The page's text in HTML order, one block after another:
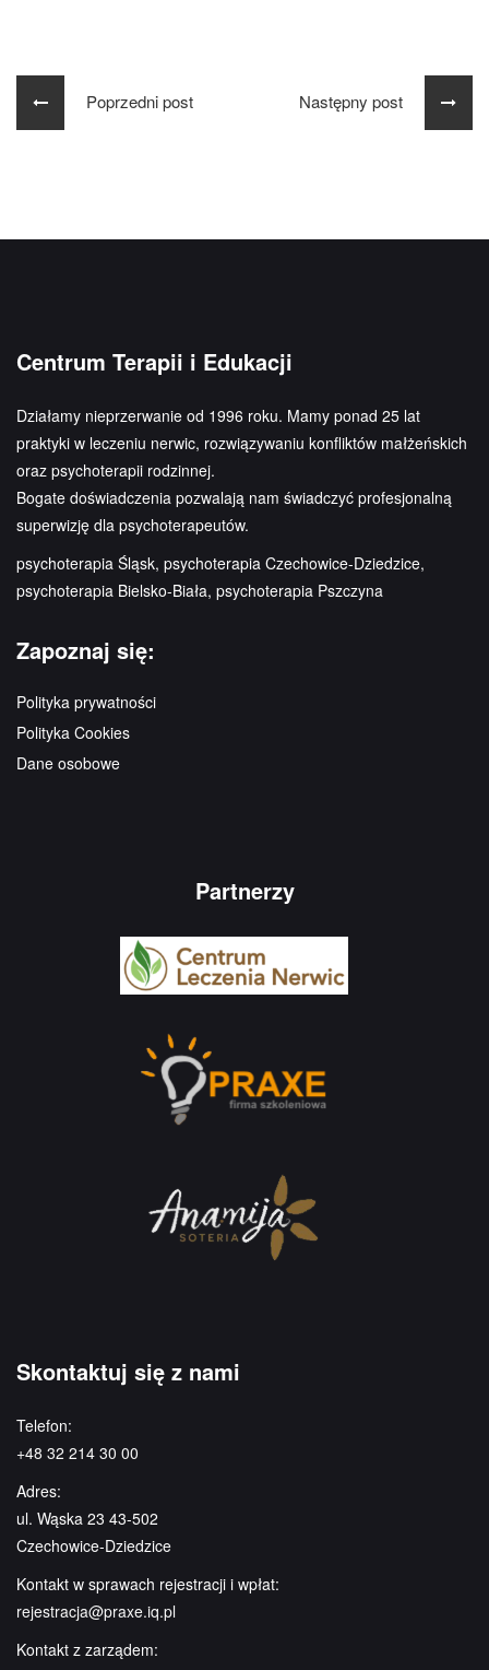
Poprzedni post Następny post
Centrum Terapii i Edukacji
Działamy nieprzerwanie od 1996 roku. Mamy ponad 25 lat
praktyki w leczeniu nerwic, rozwiązywaniu konfliktów małżeńskich
oraz psychoterapii rodzinnej.
Bogate doświadczenia pozwalają nam świadczyć profesjonalną
superwizję dla psychoterapeutów.
psychoterapia Śląsk, psychoterapia Czechowice-Dziedzice,
psychoterapia Bielsko-Biała, psychoterapia Pszczyna
Zapoznaj się:
Polityka prywatności
Polityka Cookies
Dane osobowe
Partnerzy
Skontaktuj się z nami
Telefon:
+48 32 214 30 00
Adres:
ul. Wąska 23 43-502
Czechowice-Dziedzice
Kontakt w sprawach rejestracji i wpłat:
rejestracja@praxe.iq.pl
Kontakt z zarządem: